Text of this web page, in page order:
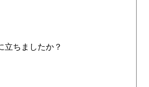
立ちましたか？